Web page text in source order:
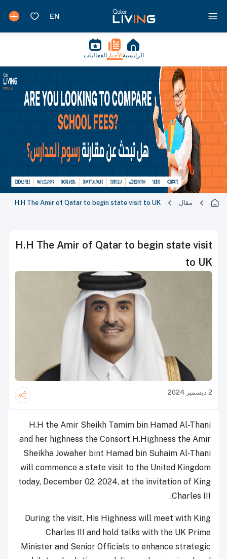
الرئيسية الأخبار الفعاليات
مقال H.H The Amir of Qatar to begin state visit to UK
H.H The Amir of Qatar to begin state visit
to UK
2 ديسمبر 2024
H.H the Amir Sheikh Tamim bin Hamad Al-Thani
and her highness the Consort H.Highness the Amir
Sheikha Jowaher bint Hamad bin Suhaim Al-Thani
will commence a state visit to the United Kingdom
today, December 02, 2024, at the invitation of King
Charles III.
During the visit, His Highness will meet with King
Charles III and hold talks with the UK Prime
Minister and Senior Officials to enhance strategic